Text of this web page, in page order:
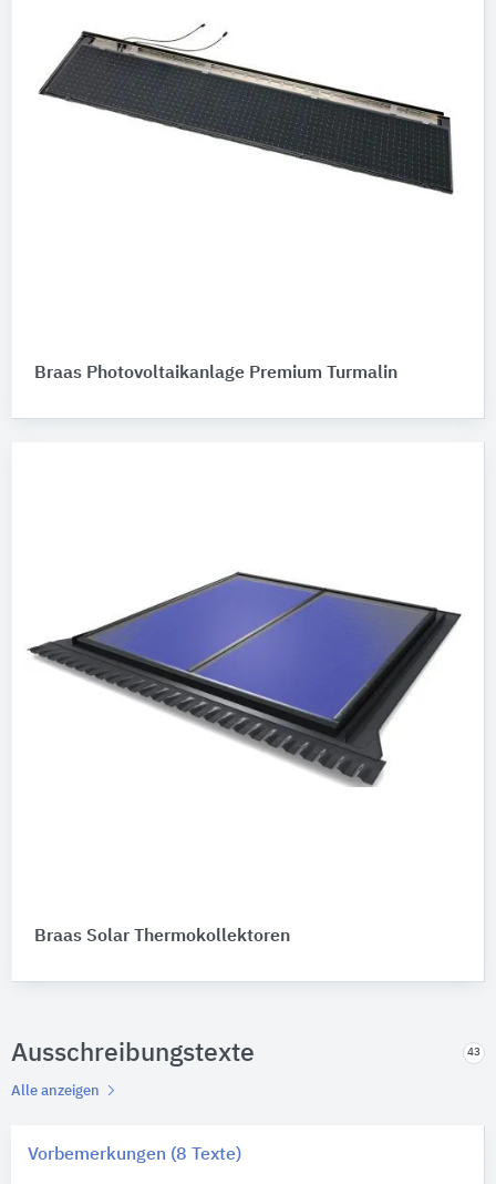
Braas Photovoltaikanlage Premium Turmalin
Braas Solar Thermokollektoren
Ausschreibungstexte 43
Alle anzeigen
Vorbemerkungen (8 Texte)